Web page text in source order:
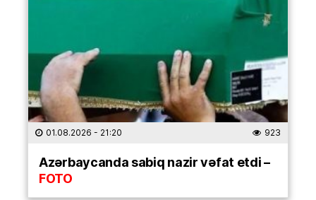
01.08.2026 - 21:20 923
Azərbaycanda sabiq nazir vəfat etdi –
FOTO